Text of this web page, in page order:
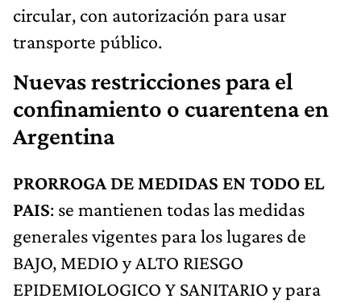
circular, con autorización para usar
transporte público.
Nuevas restricciones para el
confinamiento o cuarentena en
Argentina
PRORROGA DE MEDIDAS EN TODO EL
PAIS: se mantienen todas las medidas
generales vigentes para los lugares de
BAJO, MEDIO y ALTO RIESGO
EPIDEMIOLOGICO Y SANITARIO y para